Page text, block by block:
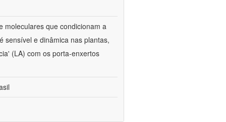
moleculares que condicionam a
sensível e dinâmica nas plantas,
(LA) com os porta-enxertos